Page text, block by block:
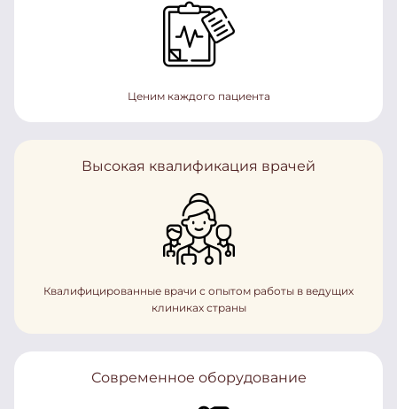
Ценим каждого пациента
Высокая квалификация врачей
Квалифицированные врачи с опытом работы в ведущих
клиниках страны
Современное оборудование